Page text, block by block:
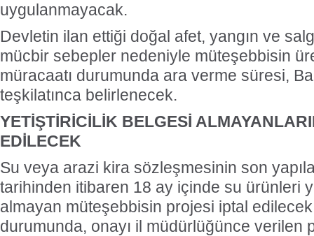
uygulanmayacak.
Devletin ilan ettiği doğal afet, yangın ve
mücbir sebepler nedeniyle müteşebbisin
müracaatı durumunda ara verme süresi,
teşkilatınca belirlenecek.
YETİŞTİRİCİLİK BELGESİ
EDİLECEK
Su veya arazi kira sözleşmesinin son
tarihinden itibaren 18 ay içinde su ürünleri
almayan müteşebbisin projesi iptal
durumunda, onayı il müdürlüğünce verilen